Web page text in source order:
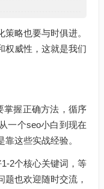
略也要与时俱进。
权威性，这就是我们
掌握正确方法，循序
一个seo小白到现在
这些实战经验。
2个核心关键词，等
也欢迎随时交流，